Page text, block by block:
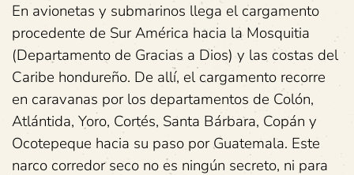
En avionetas y submarinos llega el cargamento
procedente de Sur América hacia la Mosquitia
(Departamento de Gracias a Dios) y las costas del
Caribe hondureño. De allí, el cargamento recorre
en caravanas por los departamentos de Colón,
Atlántida, Yoro, Cortés, Santa Bárbara, Copán y
Ocotepeque hacia su paso por Guatemala. Este
narco corredor seco no es ningún secreto, ni para